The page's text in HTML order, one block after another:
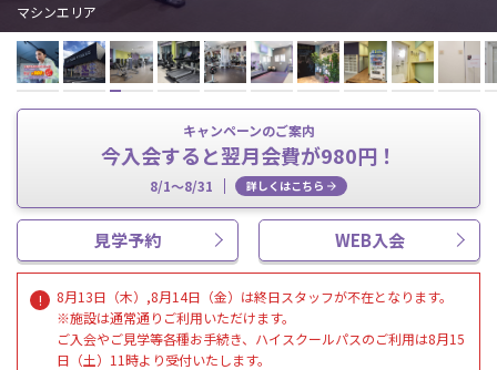
マシンエリア
キャンペーンのご案内
今入会すると翌月会費が980円！
8/1～8/31 詳しくはこちら
見学予約 WEB入会
8月13日（木）,8月14日（金）は終日スタッフが不在となります。
※施設は通常通りご利用いただけます。
ご入会やご見学等各種お手続き、ハイスクールパスのご利用は8月15
日（土）11時より受付いたします。